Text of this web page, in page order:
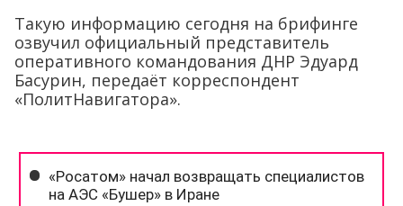
Такую информацию сегодня на брифинге
озвучил официальный представитель
оперативного командования ДНР Эдуард
Басурин, передаёт корреспондент
«ПолитНавигатора».